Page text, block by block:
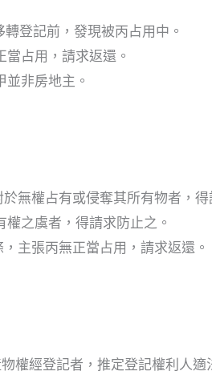
登記前，發現被丙占用中。
占用，請求返還。
非房地主。
於無權占有或侵奪其所有物者，
之虞者，得請求防止之。
主張丙無正當占用，請求返還。
物權經登記者，推定登記權利人適